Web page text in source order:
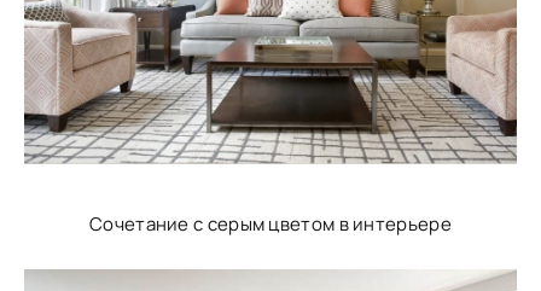
Сочетание с серым цветом в интерьере